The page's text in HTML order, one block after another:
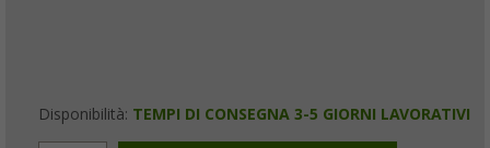
Disponibilità: TEMPI DI CONSEGNA 3-5 GIORNI LAVORATIVI